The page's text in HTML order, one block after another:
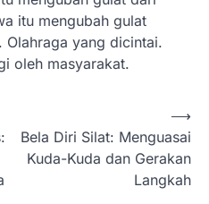
itu mengubah gulat
Olahraga yang dicintai.
oleh masyarakat.
Bela Diri Silat: Menguasai
Kuda-Kuda dan Gerakan
Langkah
⟶